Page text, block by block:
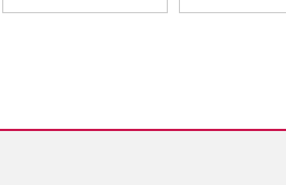
下旬発売予定